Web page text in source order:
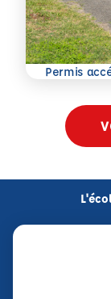
Permis
En savoir plus